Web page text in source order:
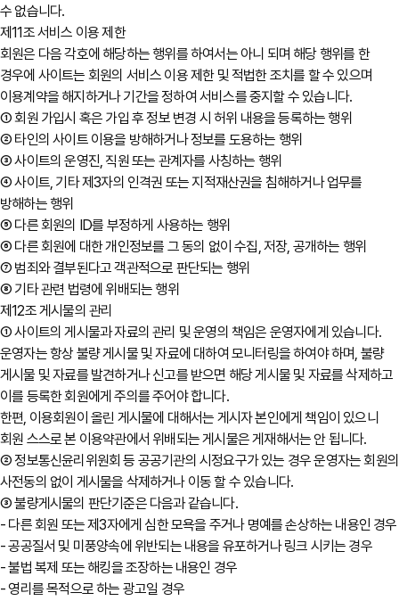
수 없습니다.
제11조 서비스 이용 제한
회원은 다음 각호에 해당하는 행위를 하여서는 아니 되며 해당 행위를 한
경우에 사이트는 회원의 서비스 이용 제한 및 적법한 조치를 할 수 있으며
이용계약을 해지하거나 기간을 정하여 서비스를 중지할 수 있습니다.
① 회원 가입시 혹은 가입 후 정보 변경 시 허위 내용을 등록하는 행위
② 타인의 사이트 이용을 방해하거나 정보를 도용하는 행위
③ 사이트의 운영진, 직원 또는 관계자를 사칭하는 행위
④ 사이트, 기타 제3자의 인격권 또는 지적재산권을 침해하거나 업무를
방해하는 행위
⑤ 다른 회원의 ID를 부정하게 사용하는 행위
⑥ 다른 회원에 대한 개인정보를 그 동의 없이 수집, 저장, 공개하는 행위
⑦ 범죄와 결부된다고 객관적으로 판단되는 행위
⑧ 기타 관련 법령에 위배되는 행위
제12조 게시물의 관리
① 사이트의 게시물과 자료의 관리 및 운영의 책임은 운영자에게 있습니다.
운영자는 항상 불량 게시물 및 자료에 대하여 모니터링을 하여야 하며, 불량
게시물 및 자료를 발견하거나 신고를 받으면 해당 게시물 및 자료를 삭제하고
이를 등록한 회원에게 주의를 주어야 합니다.
한편, 이용회원이 올린 게시물에 대해서는 게시자 본인에게 책임이 있으니
회원 스스로 본 이용약관에서 위배되는 게시물은 게재해서는 안 됩니다.
② 정보통신윤리위원회 등 공공기관의 시정요구가 있는 경우 운영자는 회원의
사전동의 없이 게시물을 삭제하거나 이동 할 수 있습니다.
③ 불량게시물의 판단기준은 다음과 같습니다.
- 다른 회원 또는 제3자에게 심한 모욕을 주거나 명예를 손상하는 내용인 경우
- 공공질서 및 미풍양속에 위반되는 내용을 유포하거나 링크 시키는 경우
- 불법 복제 또는 해킹을 조장하는 내용인 경우
- 영리를 목적으로 하는 광고일 경우